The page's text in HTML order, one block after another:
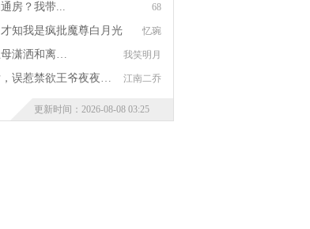
68
房？我带...
忆琬
知我是疯批魔尊白月光
我笑明月
潇洒和离…
江南二乔
误惹禁欲王爷夜夜…
更新时间：2026-08-08 03:25